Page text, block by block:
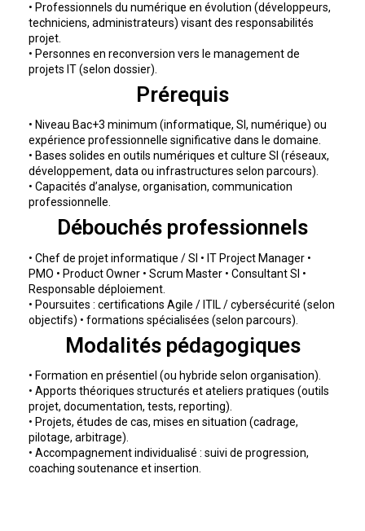
• Professionnels du numérique en évolution (développeurs,
techniciens, administrateurs) visant des responsabilités
projet.
• Personnes en reconversion vers le management de
projets IT (selon dossier).
Prérequis
• Niveau Bac+3 minimum (informatique, SI, numérique) ou
expérience professionnelle significative dans le domaine.
• Bases solides en outils numériques et culture SI (réseaux,
développement, data ou infrastructures selon parcours).
• Capacités d’analyse, organisation, communication
professionnelle.
Débouchés professionnels
• Chef de projet informatique / SI • IT Project Manager •
PMO • Product Owner • Scrum Master • Consultant SI •
Responsable déploiement.
• Poursuites : certifications Agile / ITIL / cybersécurité (selon
objectifs) • formations spécialisées (selon parcours).
Modalités pédagogiques
• Formation en présentiel (ou hybride selon organisation).
• Apports théoriques structurés et ateliers pratiques (outils
projet, documentation, tests, reporting).
• Projets, études de cas, mises en situation (cadrage,
pilotage, arbitrage).
• Accompagnement individualisé : suivi de progression,
coaching soutenance et insertion.